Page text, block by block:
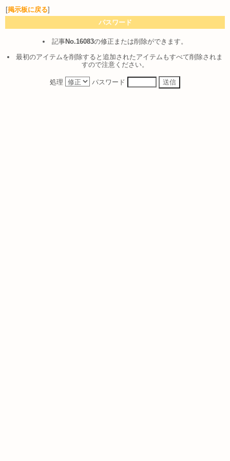
[掲示板に戻る]
パスワード
記事No.16083の修正または削除ができます。
最初のアイテムを削除すると追加されたアイテムもすべて削除されま
すので注意ください。
処理 パスワード